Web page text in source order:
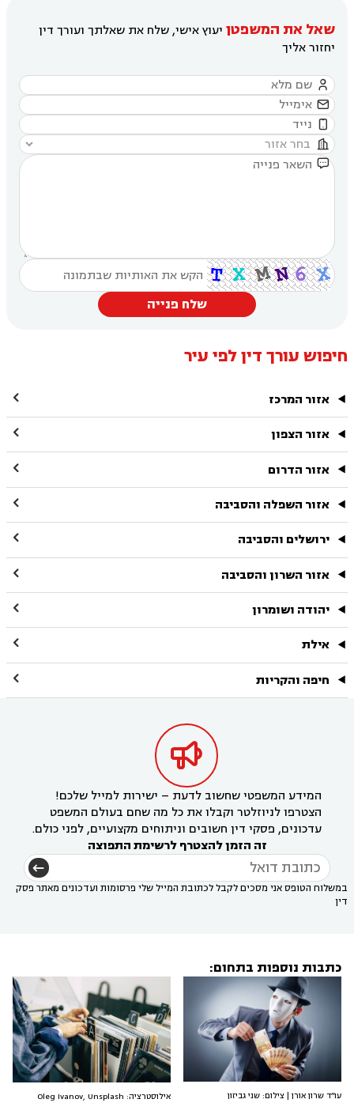
שאל את המשפטן יעוץ אישי, שלח את שאלתך ועורך דין
יחזור אליך





שלח פנייה
חיפוש עורך דין לפי עיר
אזור המרכז 
אזור הצפון 
אזור הדרום 
אזור השפלה והסביבה 
ירושלים והסביבה 
אזור השרון והסביבה 
יהודה ושומרון 
אילת 
חיפה והקריות 

המידע המשפטי שחשוב לדעת – ישירות למייל שלכם!
הצטרפו לניוזלטר וקבלו את כל מה שחם בעולם המשפט
עדכונים, פסקי דין חשובים וניתוחים מקצועיים, לפני כולם.
זה הזמן להצטרף לרשימת התפוצה
במשלוח הטופס אני מסכים לקבל לכתובת המייל שלי פרסומות ועדכונים מאתר פסק
דין
כתבות נוספות בתחום:
עו״ד שרון אורן | צילום: שני גביזון
אילוסטרציה: Oleg Ivanov, Unsplash